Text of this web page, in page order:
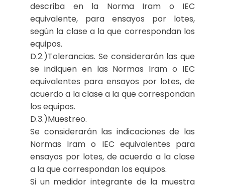
describa en la Norma Iram o IEC
equivalente, para ensayos por lotes,
según la clase a la que correspondan los
equipos.
D.2.)Tolerancias. Se considerarán las que
se indiquen en las Normas Iram o IEC
equivalentes para ensayos por lotes, de
acuerdo a la clase a la que correspondan
los equipos.
D.3.)Muestreo.
Se considerarán las indicaciones de las
Normas Iram o IEC equivalentes para
ensayos por lotes, de acuerdo a la clase
a la que correspondan los equipos.
Si un medidor integrante de la muestra